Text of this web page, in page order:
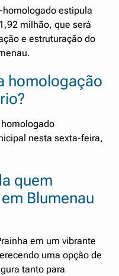
homologado estipula
milhão, que será
e estruturação do
homologação
nesta sexta-feira,
quem
Blumenau
em um vibrante
uma opção de
tanto para